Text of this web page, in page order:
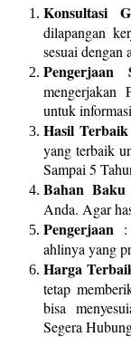
Konsultasi
dilapangan
sesuai dengan
Pengerjaan
mengerjakan
untuk
Hasil Terbaik
yang terbaik
Sampai 5
Bahan Baku
Anda. Agar
Pengerjaan :
ahlinya yang
Harga
tetap
bisa
Segera